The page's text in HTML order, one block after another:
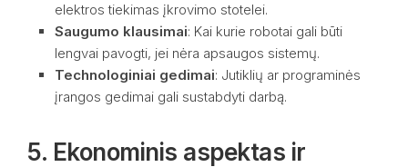
elektros tiekimas įkrovimo stotelei.
Saugumo klausimai: Kai kurie robotai gali būti
lengvai pavogti, jei nėra apsaugos sistemų.
Technologiniai gedimai: Jutiklių ar programinės
įrangos gedimai gali sustabdyti darbą.
5. Ekonominis aspektas ir